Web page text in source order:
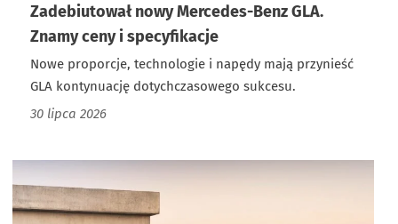
Zadebiutował nowy Mercedes-Benz GLA.
Znamy ceny i specyfikacje
Nowe proporcje, technologie i napędy mają przynieść
GLA kontynuację dotychczasowego sukcesu.
30 lipca 2026